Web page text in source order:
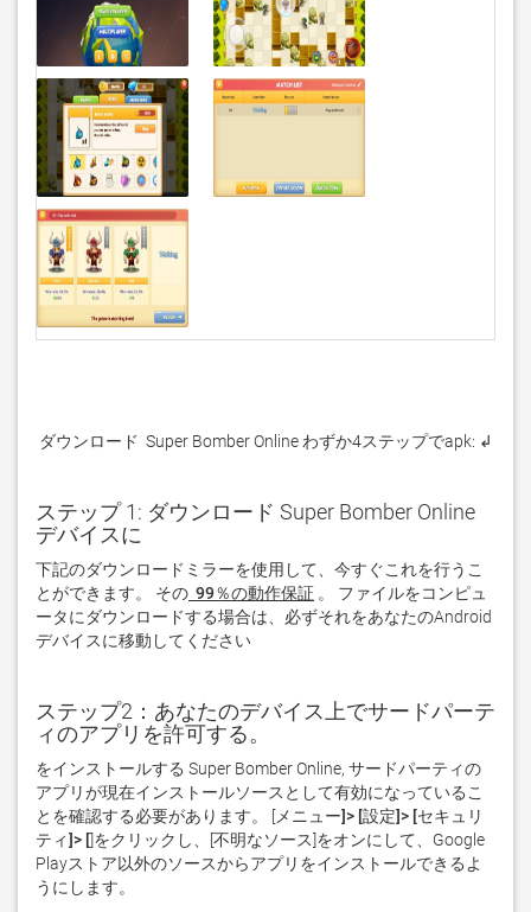
ダウンロード  Super Bomber Online わずか4ステップでapk: ↲
ステップ 1: ダウンロード Super Bomber Online
デバイスに
下記のダウンロードミラーを使用して、今すぐこれを行うこ
とができます。 その 99％の動作保証 。 ファイルをコンピュ
ータにダウンロードする場合は、必ずそれをあなたのAndroid
デバイスに移動してください
ステップ2：あなたのデバイス上でサードパーテ
ィのアプリを許可する。
をインストールする Super Bomber Online, サードパーティの
アプリが現在インストールソースとして有効になっているこ
とを確認する必要があります。 [メニュー]> [設定]> [セキュリ
ティ]> []をクリックし、[不明なソース]をオンにして、Google
Playストア以外のソースからアプリをインストールできるよ
うにします。